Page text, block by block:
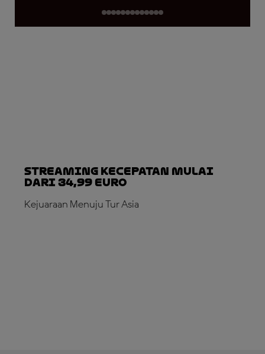
Streaming Kecepatan Mulai
dari 34,99 Euro
Kejuaraan Menuju Tur Asia